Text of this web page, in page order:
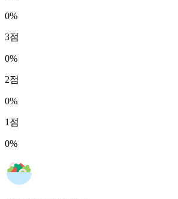
0%
3점
0%
2점
0%
1 점
0%